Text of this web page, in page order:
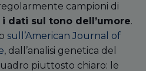
campioni di
dati sul tono dell’umore.
sull’American Journal of
, dall ’analisi genetica del
piuttosto chiaro: le